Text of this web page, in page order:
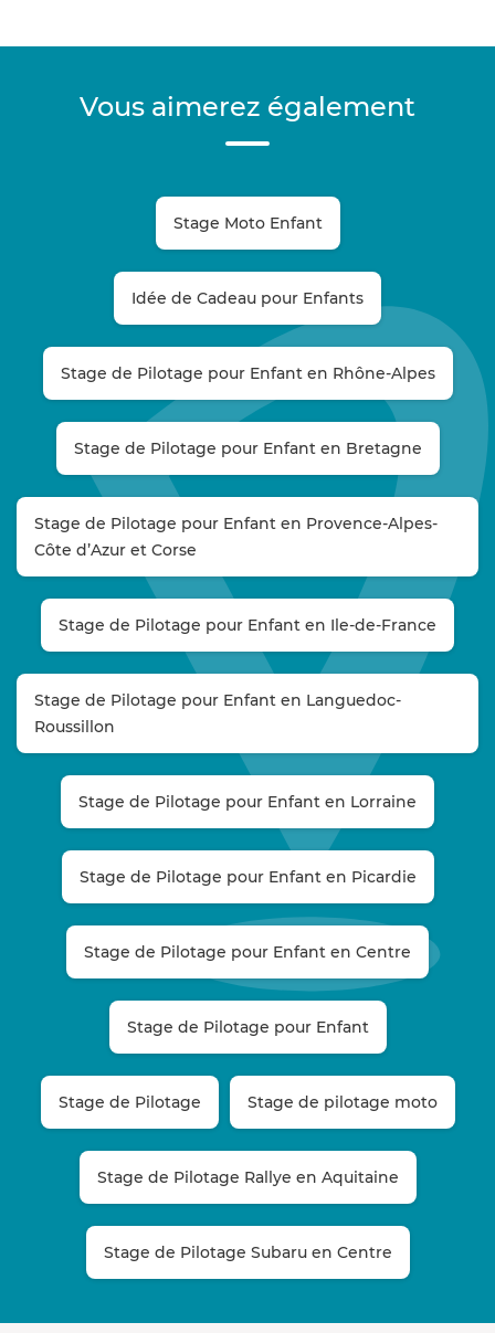
Vous aimerez également
Stage Moto Enfant
Idée de Cadeau pour Enfants
Stage de Pilotage pour Enfant en Rhône-Alpes
Stage de Pilotage pour Enfant en Bretagne
Stage de Pilotage pour Enfant en Provence-Alpes-
Côte d’Azur et Corse
Stage de Pilotage pour Enfant en Ile-de-France
Stage de Pilotage pour Enfant en Languedoc-
Roussillon
Stage de Pilotage pour Enfant en Lorraine
Stage de Pilotage pour Enfant en Picardie
Stage de Pilotage pour Enfant en Centre
Stage de Pilotage pour Enfant
Stage de Pilotage Stage de pilotage moto
Stage de Pilotage Rallye en Aquitaine
Stage de Pilotage Subaru en Centre